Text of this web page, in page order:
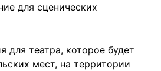
для сценических
для театра, которое будет
мест, на территории